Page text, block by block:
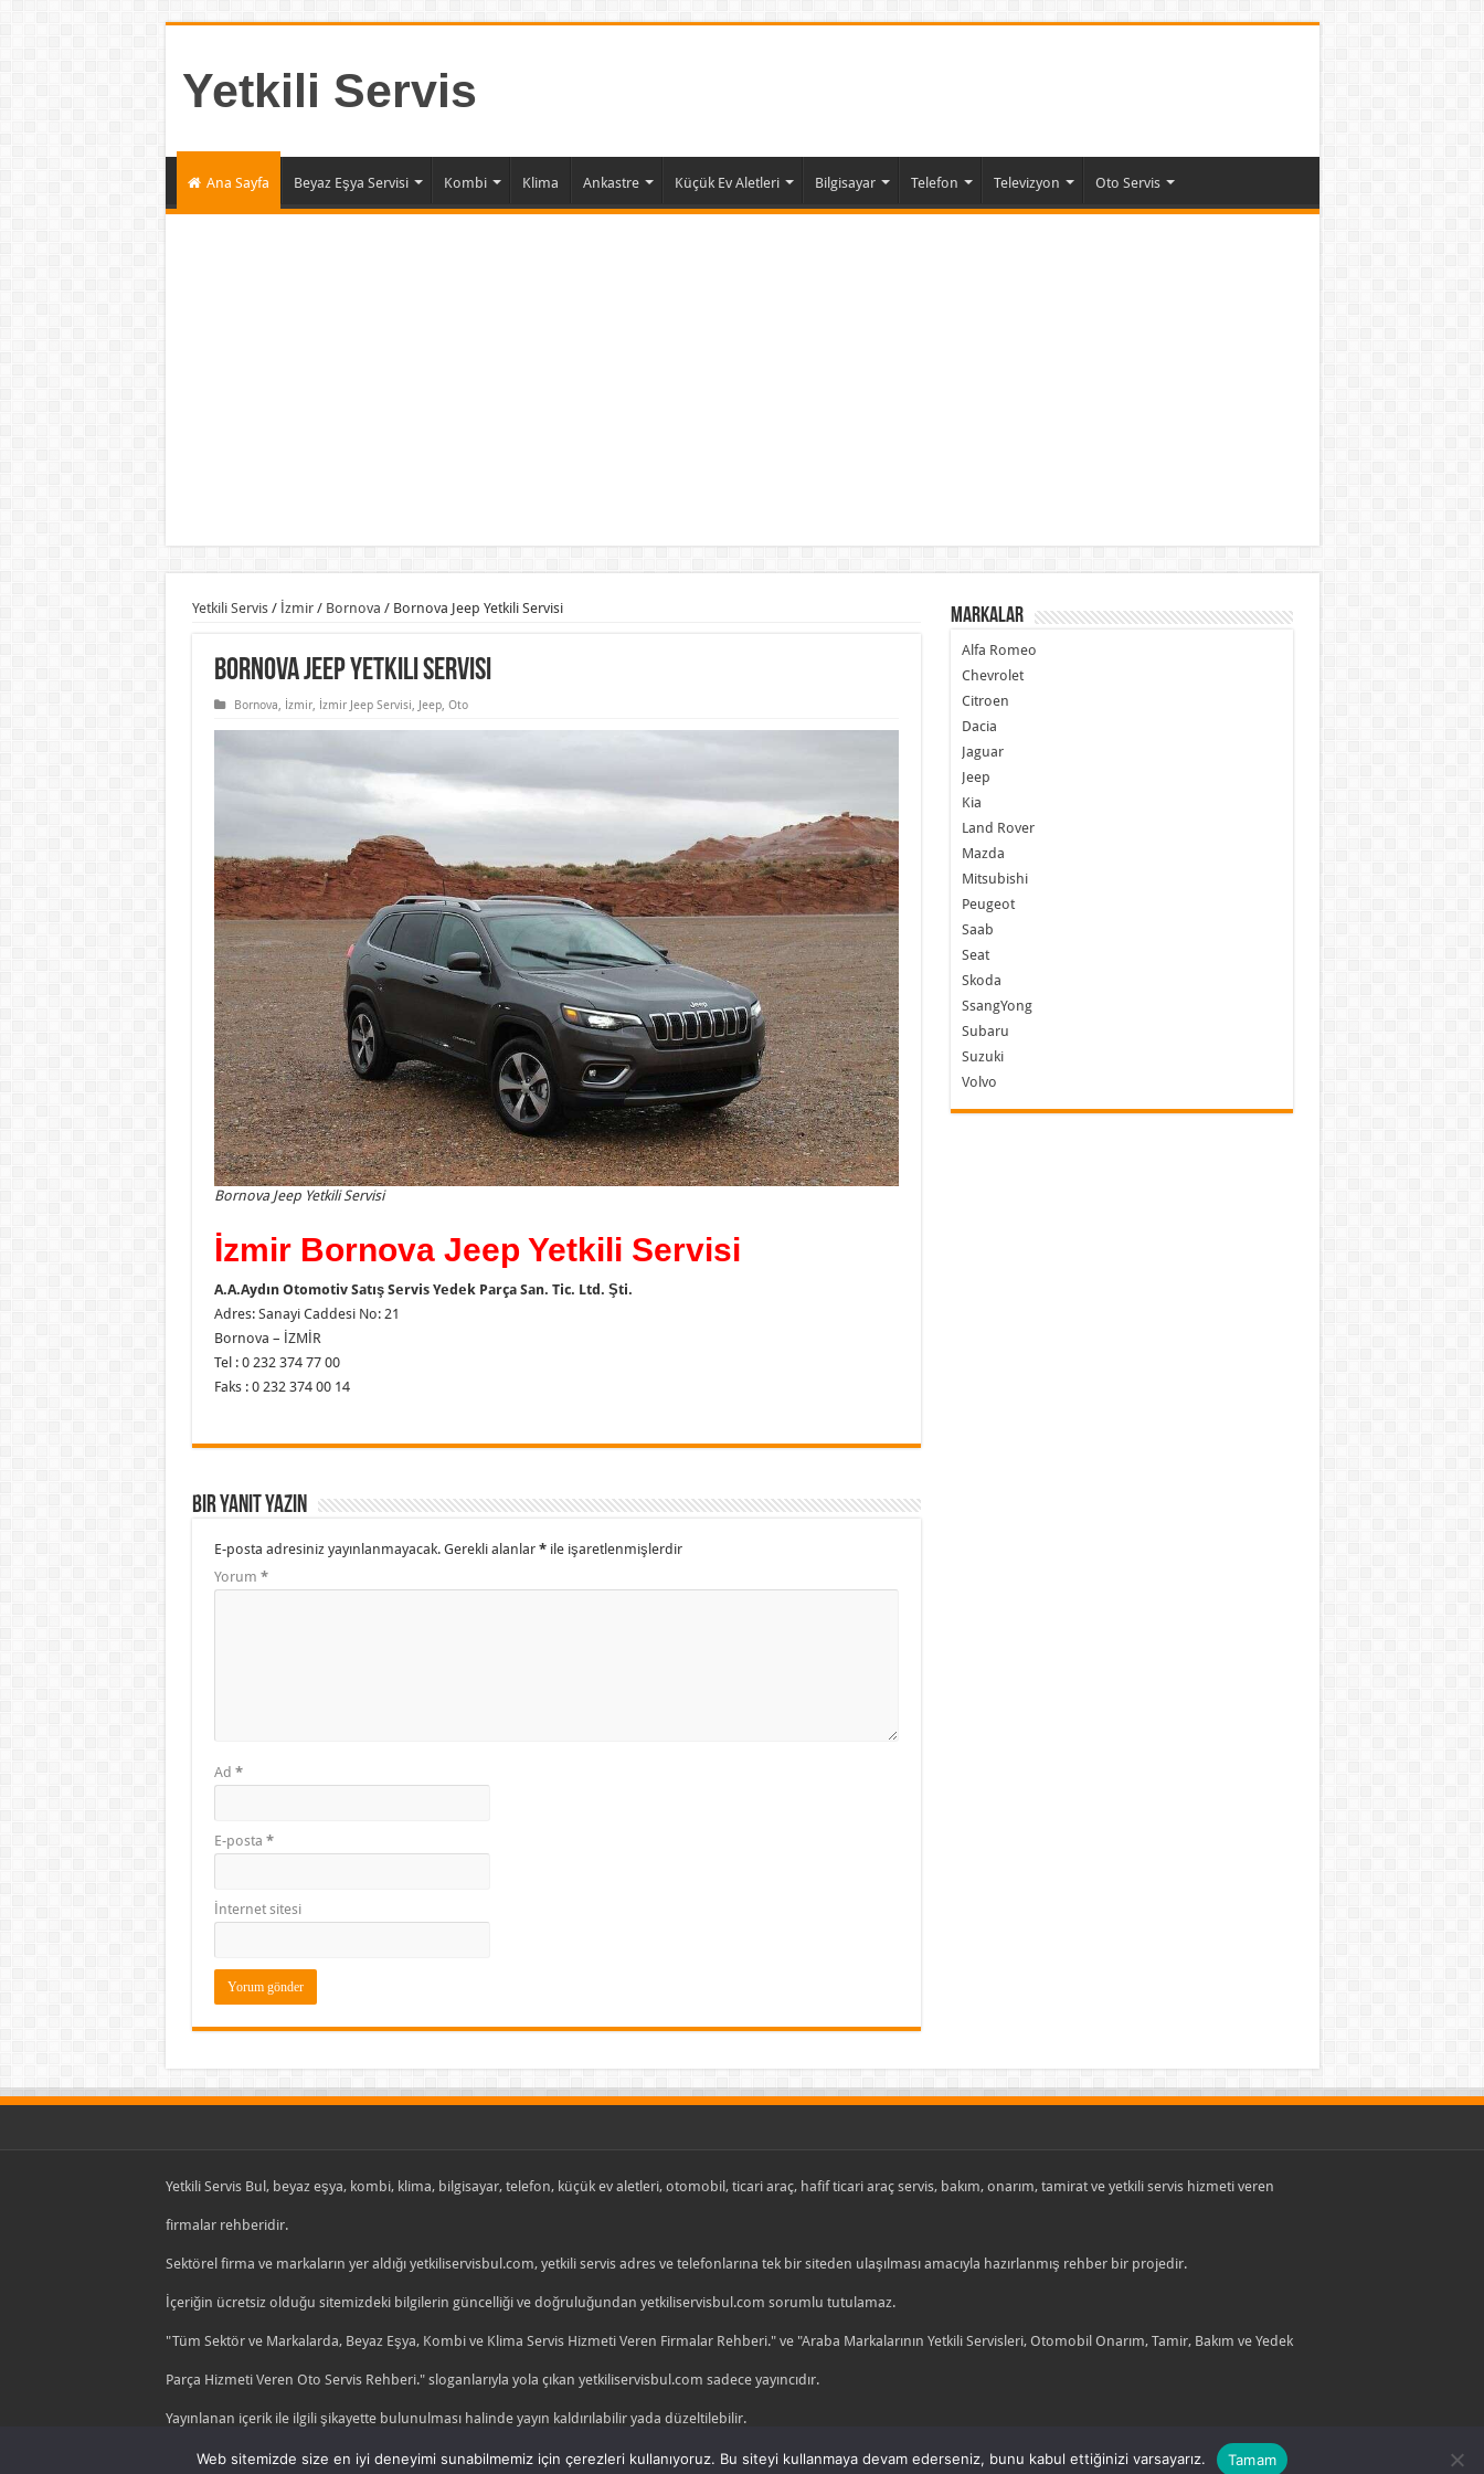
Yetkili Servis
Ana Sayfa Beyaz Eşya Servisi Kombi Klima Ankastre Küçük Ev Aletleri Bilgisayar Telefon Televizyon Oto Servis
Yetkili Servis / İzmir / Bornova / Bornova Jeep Yetkili Servisi
Bornova Jeep Yetkili Servisi
Bornova, İzmir, İzmir Jeep Servisi, Jeep, Oto
Bornova Jeep Yetkili Servisi
İzmir Bornova Jeep Yetkili Servisi
A.A.Aydın Otomotiv Satış Servis Yedek Parça San. Tic. Ltd. Şti.
Adres: Sanayi Caddesi No: 21
Bornova – İZMİR
Tel : 0 232 374 77 00
Faks : 0 232 374 00 14
Bir yanıt yazın
E-posta adresiniz yayınlanmayacak. Gerekli alanlar *ile işaretlenmişlerdir
Yorum *
Ad *
E-posta *
İnternet sitesi
Markalar
Alfa Romeo
Chevrolet
Citroen
Dacia
Jaguar
Jeep
Kia
Land Rover
Mazda
Mitsubishi
Peugeot
Saab
Seat
Skoda
SsangYong
Subaru
Suzuki
Volvo
Yetkili Servis Bul, beyaz eşya, kombi, klima, bilgisayar, telefon, küçük ev aletleri, otomobil, ticari araç, hafif ticari araç servis, bakım, onarım, tamirat ve yetkili servis hizmeti veren
firmalar rehberidir.
Sektörel firma ve markaların yer aldığı yetkiliservisbul.com, yetkili servis adres ve telefonlarına tek bir siteden ulaşılması amacıyla hazırlanmış rehber bir projedir.
İçeriğin ücretsiz olduğu sitemizdeki bilgilerin güncelliği ve doğruluğundan yetkiliservisbul.com sorumlu tutulamaz.
"Tüm Sektör ve Markalarda, Beyaz Eşya, Kombi ve Klima Servis Hizmeti Veren Firmalar Rehberi." ve "Araba Markalarının Yetkili Servisleri, Otomobil Onarım, Tamir, Bakım ve Yedek
Parça Hizmeti Veren Oto Servis Rehberi." sloganlarıyla yola çıkan yetkiliservisbul.com sadece yayıncıdır.
Yayınlanan içerik ile ilgili şikayette bulunulması halinde yayın kaldırılabilir yada düzeltilebilir.
Yetkili Servis| © Copyright 2019 |Hakkımızda|İletişim|Yetkili Servis
Web sitemizde size en iyi deneyimi sunabilmemiz için çerezleri kullanıyoruz. Bu siteyi kullanmaya devam ederseniz, bunu kabul ettiğinizi varsayarız. Tamam